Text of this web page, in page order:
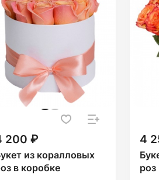
200 ₽
из коралловых
в коробке
4
роз